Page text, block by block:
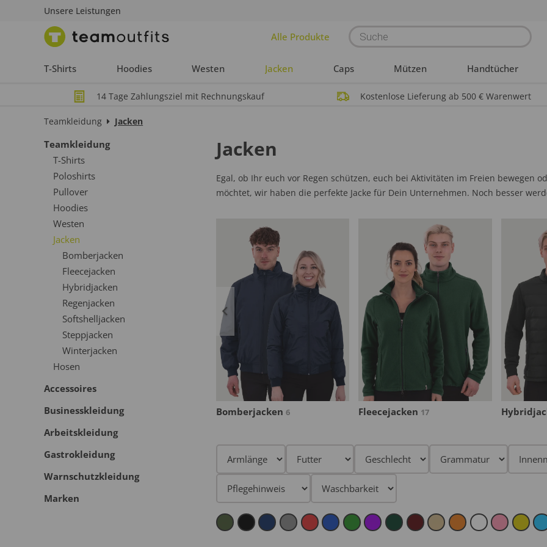
Unsere Leistungen
Alle Produkte Products
search
T-Shirts Hoodies Westen Jacken Caps Mützen Handtücher
14 Tage Zahlungsziel mit Rechnungskauf Kostenlose Lieferung ab 500 € Warenwert
Teamkleidung Jacken
Teamkleidung
T-Shirts
Poloshirts
Pullover
Hoodies
Westen
Jacken
Bomberjacken
Fleecejacken
Hybridjacken
Regenjacken
Softshelljacken
Steppjacken
Winterjacken
Hosen
Accessoires
Businesskleidung
Arbeitskleidung
Gastrokleidung
Warnschutzkleidung
Marken
Jacken
Egal, ob Ihr euch vor Regen schützen, euch bei Aktivitäten im Freien bewegen
möchtet, wir haben die perfekte Jacke für Dein Unternehmen. Noch besser
Bomberjacken Fleecejacken17 Hybridjacken8